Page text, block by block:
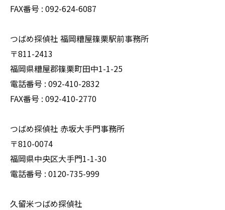
FAX番号 : 092-624-6087
つばめ探偵社 福岡糟屋篠栗駅前事務所
〒811-2413
福岡県糟屋郡篠栗町田中1-1-25
電話番号 : 092-410-2832
FAX番号 : 092-410-2770
つばめ探偵社 赤坂大手門事務所
〒810-0074
福岡県中央区大手門1-1-30
電話番号 : 0120-735-999
久留米つばめ探偵社